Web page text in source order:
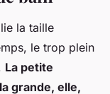
la taille
le trop plein
La petite
grande, elle,